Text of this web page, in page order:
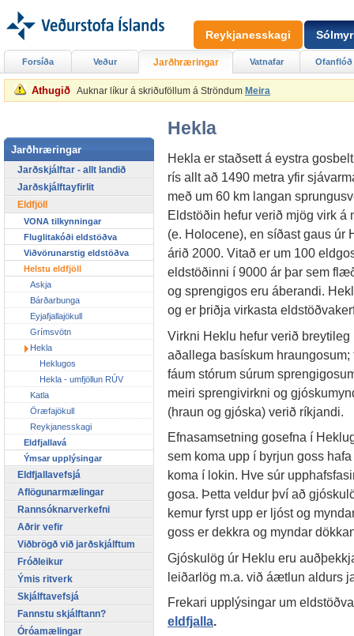
Athugið Auknar líkur á skriðuföllum á Ströndum Meira
Hekla
Hekla er staðsett á eystra
rís allt að 1490 metra yfir
með um 60 km langan
Eldstöðin hefur verið mjög virk á
(e. Holocene), en síðast gaus úr
árið 2000. Vitað er um 100
eldstöðinni í 9000 ár þar sem
og sprengigos eru áberandi.
og er þriðja virkasta
Virkni Heklu hefur verið
aðallega basískum
fáum stórum súrum
meiri sprengivirkni og
(hraun og gjóska) verið ríkjandi.
Efnasamsetning gosefna í
sem koma upp í byrjun goss
koma í lokin. Hve súr
gosa. Þetta veldur því að
kemur fyrst upp er ljóst og
goss er dekkra og myndar
Gjóskulög úr Heklu eru
leiðarlög m.a. við áætlun aldurs
Frekari upplýsingar um
eldfjalla.
Forsíða Veður Jarðhræringar Vatnafar Ofanflóð
Jarðhræringar
Jarðskjálftar - allt landið
Jarðskjálftayfirlit
Eldfjöll
VONA tilkynningar
Fluglitakóði eldstöðva
Viðvörunarstig eldstöðva
Helstu eldfjöll
Askja
Bárðarbunga
Eyjafjallajökull
Grímsvötn
Hekla
Heklugos
Hekla - umfjöllun RÚV
Katla
Öræfajökull
Reykjanesskagi
Eldfjallavá
Ýmsar upplýsingar
Eldfjallavefsjá
Aflögunarmælingar
Rannsóknarverkefni
Aðrir vefir
Viðbrögð við jarðskjálftum
Fróðleikur
Ýmis ritverk
Skjálftavefsjá
Fannstu skjálftann?
Óróamælingar
Reykjanesskagi